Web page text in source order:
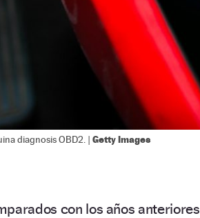
diagnosis OBD2. | Getty Images
con los años